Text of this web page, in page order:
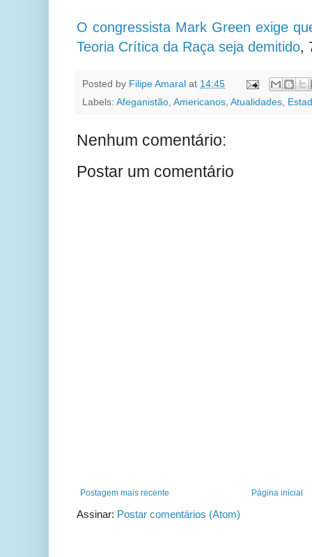
O congressista Mark Green exige
Teoria Crítica da Raça seja demitido,
Posted by Filipe Amaral at 14:45
Labels: Afeganistão, Americanos, Atualidades,
Nenhum comentário:
Postar um comentário
Postagem mais recente Página inicial
Assinar: Postar comentários (Atom)